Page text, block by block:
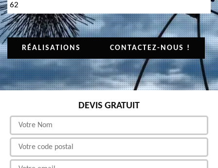
62
RÉALISATIONS CONTACTEZ-NOUS !
DEVIS GRATUIT